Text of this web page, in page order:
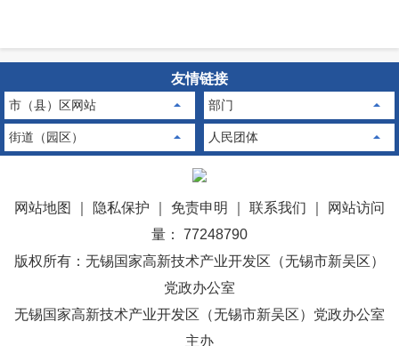
友情链接
市（县）区网站 部门
街道（园区） 人民团体
网站地图 隐私保护 免责申明 联系我们
网站访问
量： 77248790
版权所有：无锡国家高新技术产业开发区（无锡市新吴区）
党政办公室
无锡国家高新技术产业开发区（无锡市新吴区）党政办公室
主办